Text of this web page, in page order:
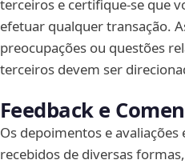
terceiros e certifique-se que
efetuar qualquer transação.
preocupações ou questões
terceiros devem ser
Feedback e
Os depoimentos e
recebidos de diversas